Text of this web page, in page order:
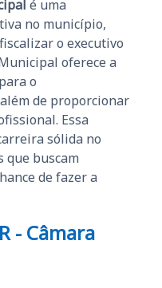
é uma
no município,
o executivo
oferece a
o
de proporcionar
Essa
sólida no
que buscam
de fazer a
- Câmara